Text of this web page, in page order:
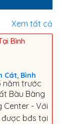
Xem tất cả
Bình
Cát, Bình
năm trước
Bàu Bàng
Center - Với
được bđs tại